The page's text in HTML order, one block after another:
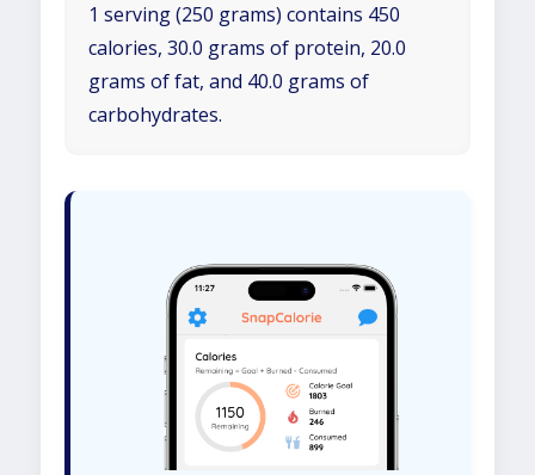
1 serving (250 grams) contains 450
calories, 30.0 grams of protein, 20.0
grams of fat, and 40.0 grams of
carbohydrates.